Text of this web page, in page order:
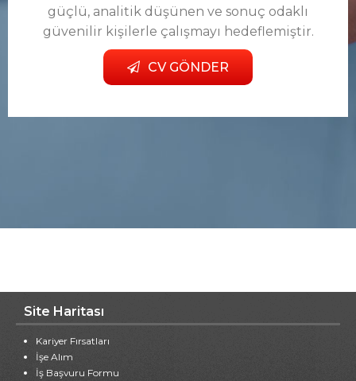
güçlü, analitik düşünen ve sonuç odaklı
güvenilir kişilerle çalışmayı hedeflemiştir.
CV GÖNDER
Site Haritası
Kariyer Fırsatları
İşe Alım
İş Başvuru Formu